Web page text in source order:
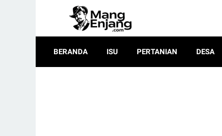
BERANDA ISU PERTANIAN DESA